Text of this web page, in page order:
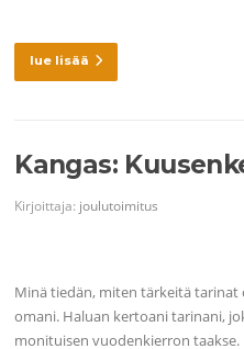
lue lisää
Kangas:
Kirjoittaja: joulutoimitus
Minä tiedän, miten tärkeitä tarinat
omani. Haluan kertoani tarinani,
monituisen vuodenkierron